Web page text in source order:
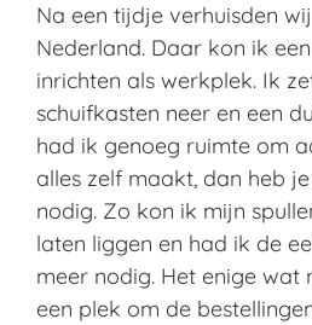
Na een tijdje verhuisden
Nederland. Daar kon ik
inrichten als werkplek. Ik
schuifkasten neer en een
had ik genoeg ruimte om
alles zelf maakt, dan heb
nodig. Zo kon ik mijn
laten liggen en had ik de
meer nodig. Het enige wat
een plek om de